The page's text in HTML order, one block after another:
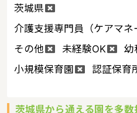
茨城県
介護支援専門員（ケアマネ
その他
未経験OK
幼
小規模保育園
認証保育
茨城県から通える園を多数